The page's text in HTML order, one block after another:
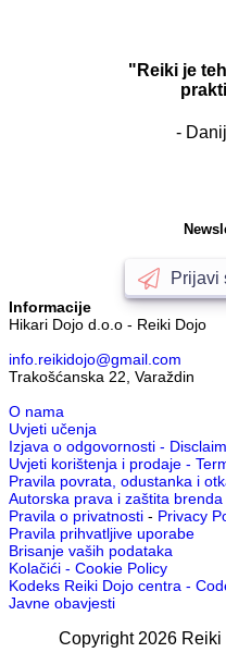
"Reiki je
-
Prijavi
Informacije
Hikari Dojo d.o.o - Reiki Dojo
info.reikidojo@gmail.com
Trakošćanska 22, Varaždin
O nama
Uvjeti učenja
Izjava o odgovornosti -
Uvjeti korištenja i prodaje -
Pravila povrata, odustanka i
Autorska prava i zaštita
Pravila o privatnosti - Privacy
Pravila prihvatljive uporabe
Brisanje vaših podataka
Kolačići - Cookie Policy
Kodeks Reiki Dojo centra -
Javne obavjesti
Copyright 2026 Reiki